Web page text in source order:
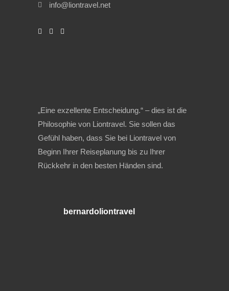
info@liontravel.net
„Eine exzellente Entscheidung.“ – dies ist die
Philosophie von Liontravel. Sie sollen das
Gefühl haben, dass Sie bei Liontravel von
Beginn Ihrer Reiseplanung bis zu Ihrer
Rückkehr in den besten Händen sind.
bernardoliontravel